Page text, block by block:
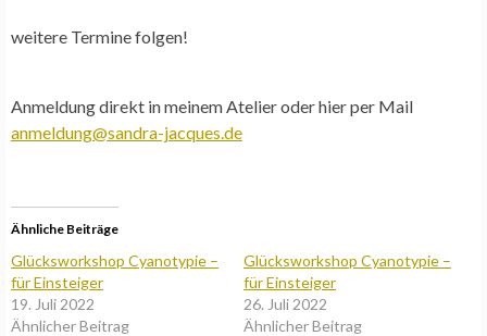
weitere Termine folgen!
Anmeldungdirekt in meinem Atelier oder hier per Mail
anmeldung@sandra-jacques.de
Ähnliche Beiträge
Glücksworkshop Cyanotypie –
für Einsteiger
19. Juli 2022
Ähnlicher Beitrag
Glücksworkshop Cyanotypie –
für Einsteiger
26. Juli 2022
Ähnlicher Beitrag